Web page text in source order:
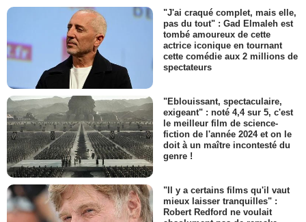
"J'ai craqué complet, mais elle,
pas du tout" : Gad Elmaleh est
tombé amoureux de cette
actrice iconique en tournant
cette comédie aux 2 millions de
spectateurs
"Eblouissant, spectaculaire,
exigeant" : noté 4,4 sur 5, c'est
le meilleur film de science-
fiction de l'année 2024 et on le
doit à un maître incontesté du
genre !
"Il y a certains films qu'il vaut
mieux laisser tranquilles" :
Robert Redford ne voulait